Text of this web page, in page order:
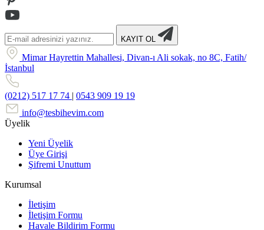
KAYIT OL
Mimar Hayrettin Mahallesi, Divan-ı Ali sokak, no 8C, Fatih/
İstanbul
(0212) 517 17 74 | 0543 909 19 19
info@tesbihevim.com
Üyelik
Yeni Üyelik
Üye Girişi
Şifremi Unuttum
Kurumsal
İletişim
İletişim Formu
Havale Bildirim Formu